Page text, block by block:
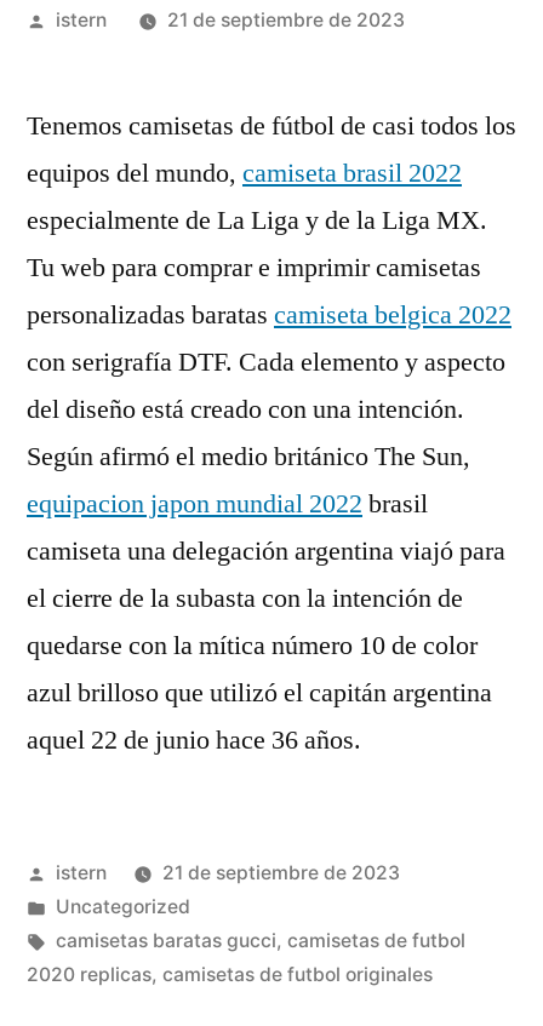
Publicado
istern 21 de septiembre de 2023
Tenemos camisetas de fútbol de casi todos los
equipos del mundo, camiseta brasil 2022
especialmente de La Liga y de la Liga MX.
Tu web para comprar e imprimir camisetas
personalizadas baratas camiseta belgica 2022
con serigrafía DTF. Cada elemento y aspecto
del diseño está creado con una intención.
Según afirmó el medio británico The Sun,
equipacion japon mundial 2022 brasil
camiseta una delegación argentina viajó para
el cierre de la subasta con la intención de
quedarse con la mítica número 10 de color
azul brilloso que utilizó el capitán argentina
aquel 22 de junio hace 36 años.
Publicado
por
istern
21 de septiembre de 2023
Publicado
en
Uncategorized
Etiquetas:
camisetas baratas gucci, camisetas de futbol
2020 replicas, camisetas de futbol originales